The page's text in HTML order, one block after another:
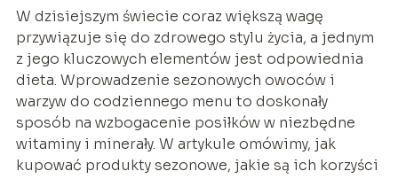
W dzisiejszym świecie coraz większą wagę
przywiązuje się do zdrowego stylu życia, a jednym
z jego kluczowych elementów jest odpowiednia
dieta. Wprowadzenie sezonowych owoców i
warzyw do codziennego menu to doskonały
sposób na wzbogacenie posiłków w niezbędne
witaminy i minerały. W artykule omówimy, jak
kupować produkty sezonowe, jakie są ich korzyści